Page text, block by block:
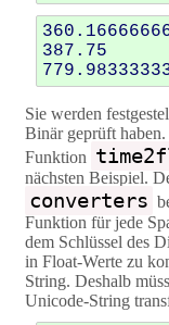
387.75
Sie werden
Binär geprüft
Funktion
nächsten Beispiel.
converters
Funktion für jede
dem Schlüssel des
in Float-Werte zu
String. Deshalb
Unicode-String